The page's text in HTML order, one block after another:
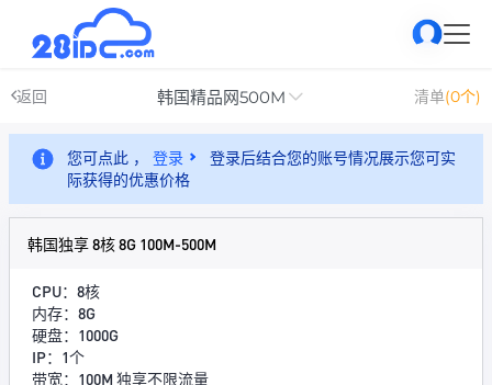
返回 韩国精品网500M 清单(0个)
您可点此 ， 登录
登录后结合您的账号情况展示您可实
际获得的优惠价格
韩国独享 8核 8G 100M-500M
CPU：8核
内存：8G
硬盘：1000G
IP：1个
带宽：100M 独享不限流量